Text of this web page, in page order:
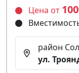
Цена от
район
ул.